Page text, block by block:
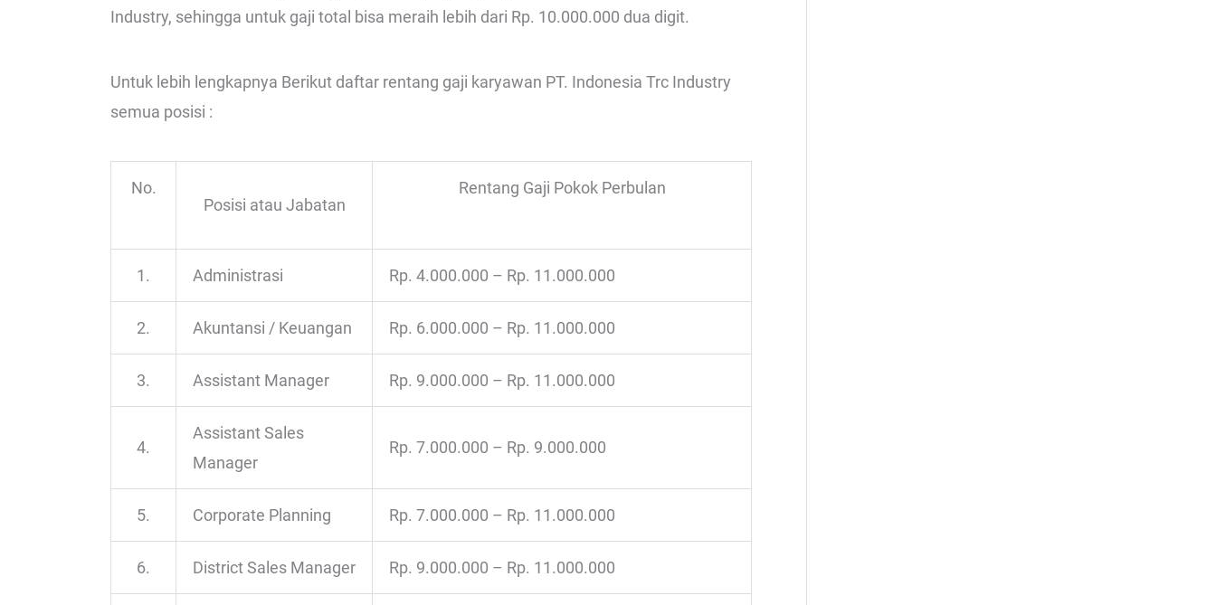
Industry, sehingga untuk gaji total bisa meraih lebih dari Rp. 10.000.000 dua digit.
Untuk lebih lengkapnya Berikut daftar rentang gaji karyawan PT. Indonesia Trc Industry
semua posisi :
No.
Posisi atau Jabatan
Rentang Gaji Pokok Perbulan
1. Administrasi Rp. 4.000.000 – Rp. 11.000.000
2. Akuntansi / Keuangan Rp. 6.000.000 – Rp. 11.000.000
3. Assistant Manager Rp. 9.000.000 – Rp. 11.000.000
4.
Assistant Sales
Manager
Rp. 7.000.000 – Rp. 9.000.000
5. Corporate Planning Rp. 7.000.000 – Rp. 11.000.000
6. District Sales Manager Rp. 9.000.000 – Rp. 11.000.000